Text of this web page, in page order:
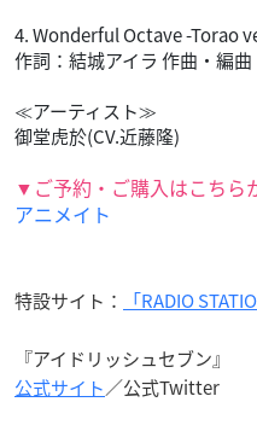
4. Wonderful Octave -Torao
作詞：結城アイラ 作曲・編
≪アーティスト≫
御堂虎於(CV.近藤隆)
▼ご予約・ご購入はこちら
アニメイト
特設サイト： 「RADIO
『アイドリッシュセブン』
公式サイト／公式Twitter